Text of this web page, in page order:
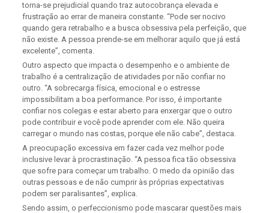
torna-se prejudicial quando traz autocobrança elevada e
frustração ao errar de maneira constante. “Pode ser nocivo
quando gera retrabalho e a busca obsessiva pela perfeição, que
não existe. A pessoa prende-se em melhorar aquilo que já está
excelente”, comenta.
Outro aspecto que impacta o desempenho e o ambiente de
trabalho é a centralização de atividades por não confiar no
outro. “A sobrecarga física, emocional e o estresse
impossibilitam a boa performance. Por isso, é importante
confiar nos colegas e estar aberto para enxergar que o outro
pode contribuir e você pode aprender com ele. Não queira
carregar o mundo nas costas, porque ele não cabe”, destaca.
A preocupação excessiva em fazer cada vez melhor pode
inclusive levar à procrastinação. “A pessoa fica tão obsessiva
que sofre para começar um trabalho. O medo da opinião das
outras pessoas e de não cumprir às próprias expectativas
podem ser paralisantes”, explica.
Sendo assim, o perfeccionismo pode mascarar questões mais